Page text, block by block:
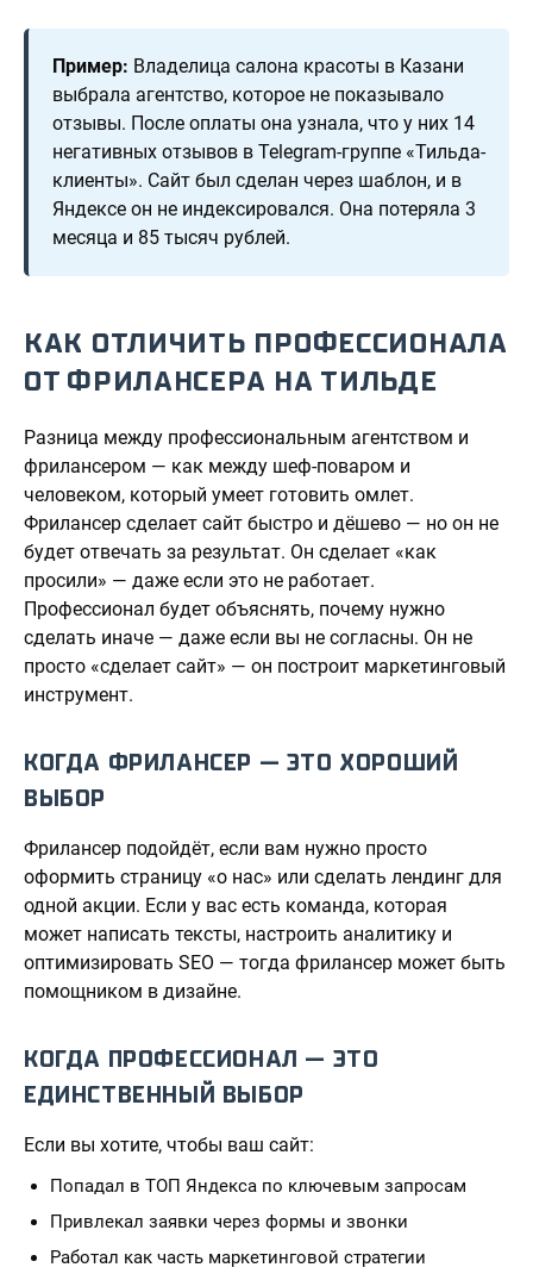
Пример: Владелица салона красоты в Казани
выбрала агентство, которое не показывало
отзывы. После оплаты она узнала, что у них 14
негативных отзывов в Telegram-группе «Тильда-
клиенты». Сайт был сделан через шаблон, и в
Яндексе он не индексировался. Она потеряла 3
месяца и 85 тысяч рублей.
КАК ОТЛИЧИТЬ ПРОФЕССИОНАЛА
ОТ ФРИЛАНСЕРА НА ТИЛЬДЕ
Разница между профессиональным агентством и
фрилансером — как между шеф-поваром и
человеком, который умеет готовить омлет.
Фрилансер сделает сайт быстро и дёшево — но он не
будет отвечать за результат. Он сделает «как
просили» — даже если это не работает.
Профессионал будет объяснять, почему нужно
сделать иначе — даже если вы не согласны. Он не
просто «сделает сайт» — он построит маркетинговый
инструмент.
КОГДА ФРИЛАНСЕР — ЭТО ХОРОШИЙ
ВЫБОР
Фрилансер подойдёт, если вам нужно просто
оформить страницу «о нас» или сделать лендинг для
одной акции. Если у вас есть команда, которая
может написать тексты, настроить аналитику и
оптимизировать SEO — тогда фрилансер может быть
помощником в дизайне.
КОГДА ПРОФЕССИОНАЛ — ЭТО
ЕДИНСТВЕННЫЙ ВЫБОР
Если вы хотите, чтобы ваш сайт:
Попадал в ТОП Яндекса по ключевым запросам
Привлекал заявки через формы и звонки
Работал как часть маркетинговой стратегии